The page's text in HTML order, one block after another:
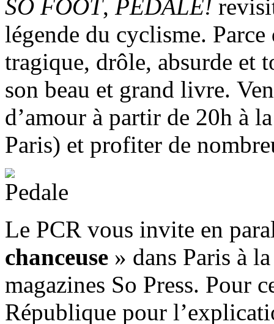
SO FOOT, PEDALE!
légende du cyclisme.
tragique, drôle, absurde et
son beau et grand livre.
d’amour à partir de 20h à
Paris) et profiter de
Le PCR vous invite en
chanceuse » dans Paris à
magazines So Press. Pour
République pour